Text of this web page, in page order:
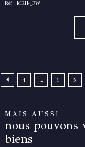
Réf : MRH-_FW
1 ... 4 5
MAIS AUSSI
nous pouvons
biens